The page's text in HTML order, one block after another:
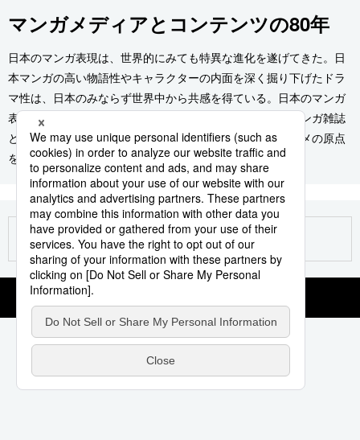
Русский
社会
文化
科学・技術
暮らし
スポーツ・東京2020
アーカイブ
Japan Data
旅と暮らし
動画/Live
Books
Cinema
Topics
Images
People
東京
科学・技術
暮らし
スポーツ・東京2020
マンガメディアとコンテンツの80年
日本のマンガ表現は、世界的にみても特異な進化を遂げてきた。日
本マンガの高い物語性やキャラクターの内面を深く掘り下げたドラ
マ性は、日本のみならず世界中から共感を得ている。日本のマンガ
表現が特異な進化の道をたどった背景には、日本独自のマンガ雑誌
というメディアが存在した。現代の日本マンガ、日本アニメの原点
を雑誌メディアのターニングポイントからたどる。